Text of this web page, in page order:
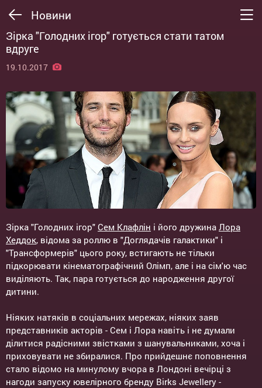
Новини
Зірка "Голодних ігор" готується стати татом
вдруге
19.10.2017
Зірка "Голодних ігор" Сем Клафлін і його дружина Лора
Хеддок, відома за роллю в "Доглядачів галактики" і
"Трансформерів" цього року, встигають не тільки
підкорювати кінематографічний Олімп, але і на сім'ю час
виділяють. Так, пара готується до народження другої
дитини.
Ніяких натяків в соціальних мережах, ніяких заяв
представників акторів - Сем і Лора навіть і не думали
ділитися радісними звістками з шанувальниками, хоча і
приховувати не збиралися. Про прийдешнє поповнення
стало відомо на минулому вчора в Лондоні вечірці з
нагоди запуску ювелірного бренду Birks Jewellery -